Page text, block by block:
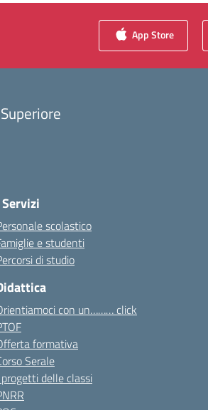
App Store
scolastico
e studenti
di studio
con un……… click
formativa
Serale
delle classi